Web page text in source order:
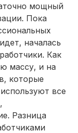
мощный
Пока
началась
Как
массу, и на
которые
все
Разница